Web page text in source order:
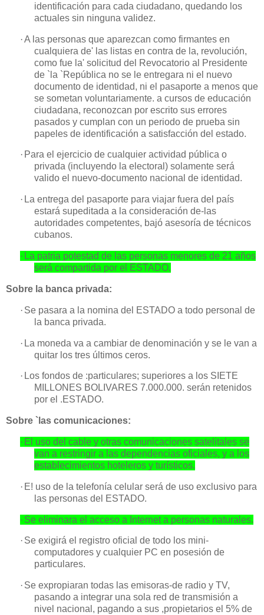
identificación para cada ciudadano, quedando los
actuales sin ninguna validez.
·A las personas que aparezcan como firmantes en
cualquiera de' las listas en contra de la, revolución,
como fue la' solicitud del Revocatorio al Presidente
de `la `República no se le entregara ni el nuevo
documento de identidad, ni el pasaporte a menos que
se sometan voluntariamente. a cursos de educación
ciudadana, reconozcan por escrito sus errores
pasados y cumplan con un periodo de prueba sin
papeles de identificación a satisfacción del estado.
· Para el ejercicio de cualquier actividad pública o
privada (incluyendo la electoral) solamente será
valido el nuevo-documento nacional de identidad.
· La entrega del pasaporte para viajar fuera del país
estará supeditada a la consideración de-las
autoridades competentes, bajó asesoría de técnicos
cubanos.
· La patria potestad de las personas menores de 21 años
será compartida por el ESTADO.
Sobre la banca privada:
· Se pasara a la nomina del ESTADO a todo personal de
la banca privada.
· La moneda va a cambiar de denominación y se le van a
quitar los tres últimos ceros.
· Los fondos de :particulares; superiores a los SIETE
MILLONES BOLIVARES 7.000.000. serán retenidos
por el .ESTADO.
Sobre `las comunicaciones:
· El uso del cable y otras comunicaciones satelitales se
van a restringir a las dependencias oficiales, y a los
establecimientos hoteleros y turísticos.
· E! uso de la telefonía celular será de uso exclusivo para
las personas del ESTADO.
· Se eliminara el acceso a Internet a personas naturales.
· Se exigirá el registro oficial de todo los mini-
computadores y cualquier PC en posesión de
particulares.
· Se expropiaran todas las emisoras-de radio y TV,
pasando a integrar una sola red de transmisión a
nivel nacional, pagando a sus ,propietarios el 5% de